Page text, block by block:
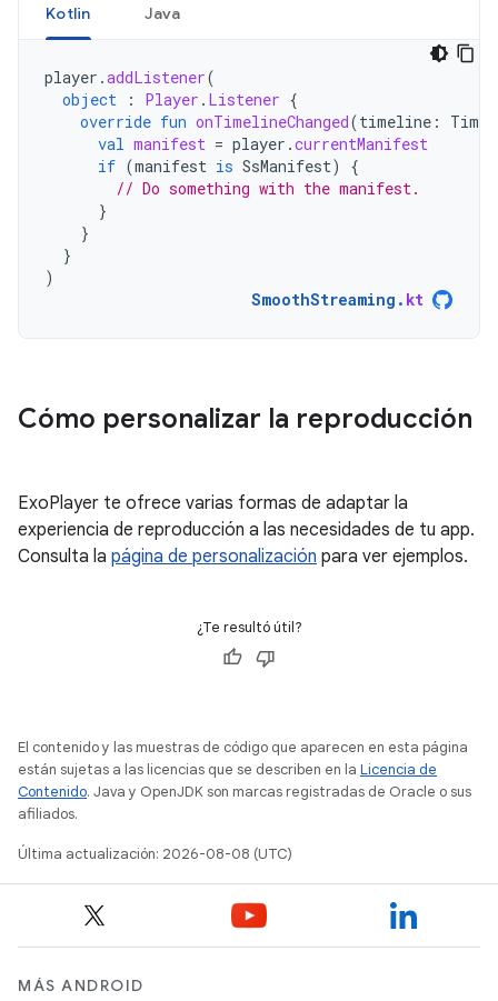
Kotlin Java
player .addListener(
object
: Player . Listener {
override fun onTimelineChanged(timeline :
val manifest = player .currentManifest
if (manifest is SsManifest)
{
// Do something with the manifest.
}
}
}
)
SmoothStreaming . kt
Cómo personalizar la reproducción
ExoPlayer te ofrece varias formas de adaptar la
experiencia de reproducción a las necesidades de tu app.
Consulta la página de personalización para ver ejemplos.
¿Te resultó útil?
El contenido y las muestras de código que aparecen en esta página
están sujetas a las licencias que se describen en la Licencia de
Contenido. Java y OpenJDK son marcas registradas de Oracle o sus
afiliados.
Última actualización: 2026-08-08 (UTC)
MÁS ANDROID